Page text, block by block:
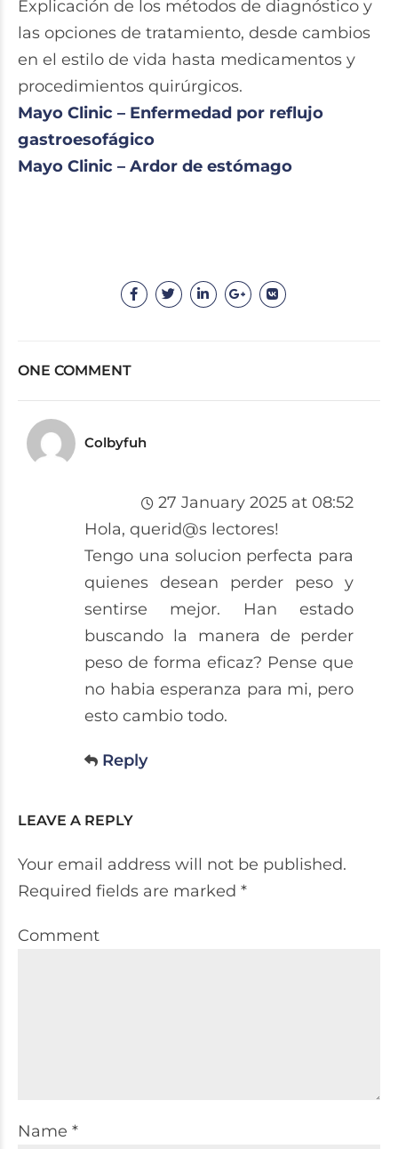
Explicación de los métodos de diagnóstico y
las opciones de tratamiento, desde cambios
en el estilo de vida hasta medicamentos y
procedimientos quirúrgicos.
Mayo Clinic – Enfermedad por reflujo
gastroesofágico
Mayo Clinic – Ardor de estómago
ONE COMMENT
Colbyfuh
27 January 2025 at 08:52
Hola, querid@s lectores!
Tengo una solucion perfecta para
quienes desean perder peso y
sentirse mejor. Han estado
buscando la manera de perder
peso de forma eficaz? Pense que
no habia esperanza para mi, pero
esto cambio todo.
Reply
LEAVE A REPLY
Your email address will not be published.
Required fields are marked *
Comment
Name *